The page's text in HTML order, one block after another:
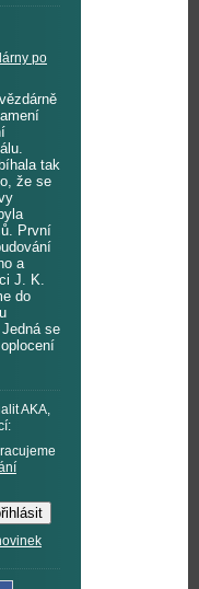
po
tak
že se
První
a
J. K.
do
se
AKA,